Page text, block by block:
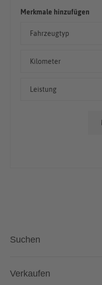
Merkmale hinzufügen
Fahrzeugtyp
Kilometer
Leistung
Suchen
Auto kaufen
Verkaufen